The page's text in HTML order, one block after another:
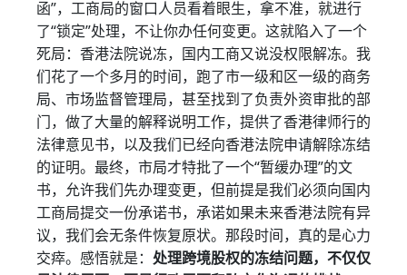
函”，工商局的窗口人员看着眼生，拿不准，就进行
了“锁定”处理，不让你办任何变更。这就陷入了一个
死局：香港法院说冻，国内工商又说没权限解冻。我
们花了一个多月的时间，跑了市一级和区一级的商务
局、市场监督管理局，甚至找到了负责外资审批的部
门，做了大量的解释说明工作，提供了香港律师行的
法律意见书，以及我们已经向香港法院申请解除冻结
的证明。最终，市局才特批了一个“暂缓办理”的文
书，允许我们先办理变更，但前提是我们必须向国内
工商局提交一份承诺书，承诺如果未来香港法院有异
议，我们会无条件恢复原状。那段时间，真的是心力
交瘁。感悟就是： 处理跨境股权的冻结问题，不仅仅